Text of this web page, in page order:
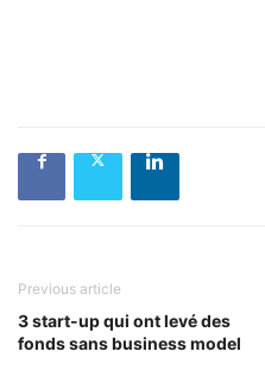
Previous article
3 start-up qui ont levé des
fonds sans business model